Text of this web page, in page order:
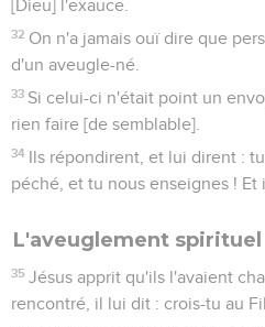
[Dieu] l'exauce.
32 On n'a jamais ouï dire que
d'un aveugle-né.
33 Si celui-ci n'était point un
rien faire [de semblable].
34 Ils répondirent, et lui dirent :
péché, et tu nous enseignes ! Et
L'aveuglement spirituel
35 Jésus apprit qu'ils l'avaient
rencontré, il lui dit : crois-tu au